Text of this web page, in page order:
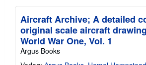
Aircraft Archive; A detailed
original scale aircraft
World War One, Vol. 1
Argus Books